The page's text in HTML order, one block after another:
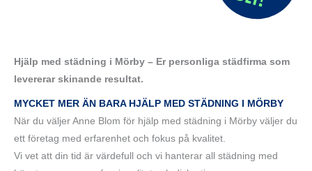
Hjälp med städning i Mörby – Er personliga städfirma som
levererar skinande resultat.
MYCKET MER ÄN BARA HJÄLP MED STÄDNING I MÖRBY
När du väljer Anne Blom för hjälp med städning i Mörby väljer du
ett företag med erfarenhet och fokus på kvalitet.
Vi vet att din tid är värdefull och vi hanterar all städning med